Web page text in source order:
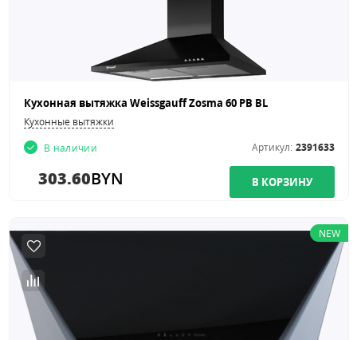
Кухонная вытяжка Weissgauff Zosma 60 PB BL
Кухонные вытяжки
В наличии
Артикул: 2391633
303.60BYN
NEW